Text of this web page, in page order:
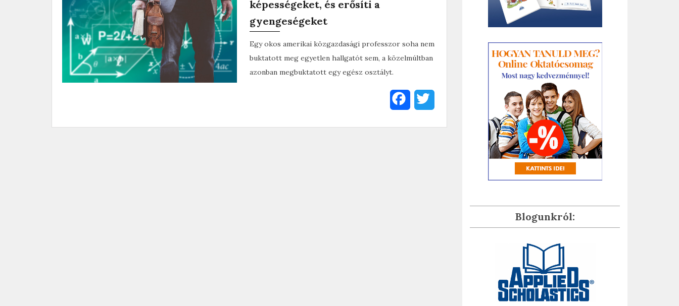
képességeket, és erősíti a
gyengeségeket
Egy okos amerikai közgazdasági professzor soha nem
buktatott meg egyetlen hallgatót sem, a közelmúltban
azonban megbuktatott egy egész osztályt.
Blogunkról: